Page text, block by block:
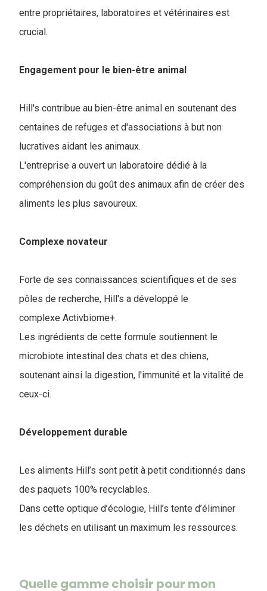
entre propriétaires, laboratoires et vétérinaires est
crucial.
Engagement pour le bien-être animal
Hill's contribue au bien-être animal en soutenant des
centaines de refuges et d'associations à but non
lucratives aidant les animaux.
L'entreprise a ouvert un laboratoire dédié à la
compréhension du goût des animaux afin de créer des
aliments les plus savoureux.
Complexe novateur
Forte de ses connaissances scientifiques et de ses
pôles de recherche, Hill's a développé le
complexe Activbiome+.
Les ingrédients de cette formule soutiennent le
microbiote intestinal des chats et des chiens,
soutenant ainsi la digestion, l'immunité et la vitalité de
ceux-ci.
Développement durable
Les aliments Hill’s sont petit à petit conditionnés dans
des paquets 100% recyclables.
Dans cette optique d’écologie, Hill’s tente d’éliminer
les déchets en utilisant un maximum les ressources.
Quelle gamme choisir pour mon